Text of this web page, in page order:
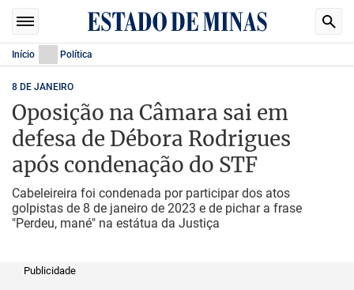
Início Política
8 DE JANEIRO
Oposição na Câmara sai em
defesa de Débora Rodrigues
após condenação do STF
Cabeleireira foi condenada por participar dos atos
golpistas de 8 de janeiro de 2023 e de pichar a frase
"Perdeu, mané" na estátua da Justiça
Publicidade